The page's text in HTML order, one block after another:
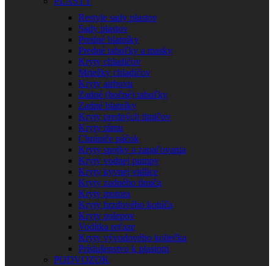
Restyle sady plastov
Sady plastov
Predné blatníky
Predné tabuľky a masky
Kryty chladičov
Mriežky chladičov
Kryty airboxu
Zadné (bočné) tabuľky
Zadné blatníky
Kryty predných tlmičov
Kryty rámu
Chrániče páčok
Kryty spojky a zapaľovania
Kryty vodnej pumpy
Kryty kyvnej vidlice
Kryty zadného tlmiča
Kryty motora
Kryty brzdového kotúča
Kryty polepov
Vodítka reťaze
Kryty vývodového koliečka
Príslušenstvo k plastom
PODVOZOK